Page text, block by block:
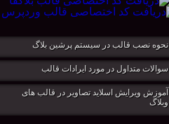
نحوه نصب قالب در سيستم پرشين بلاگ
سوالات متداول در مورد ایرادات قالب
آموزش ویرایش اسلاید تصاویر در قالب های
وبلاگ